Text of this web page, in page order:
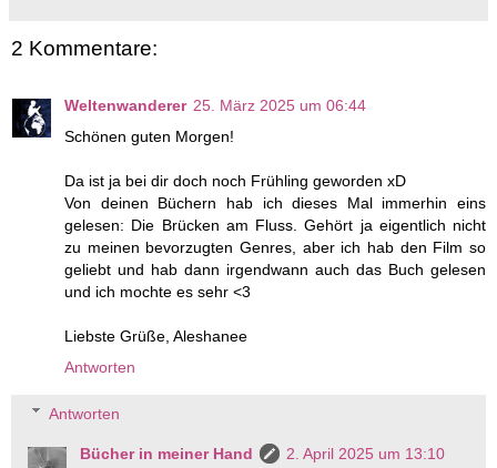
2 Kommentare:
Weltenwanderer 25. März 2025 um 06:44
Schönen guten Morgen!
Da ist ja bei dir doch noch Frühling geworden xD
Von deinen Büchern hab ich dieses Mal immerhin eins
gelesen: Die Brücken am Fluss. Gehört ja eigentlich nicht
zu meinen bevorzugten Genres, aber ich hab den Film so
geliebt und hab dann irgendwann auch das Buch gelesen
und ich mochte es sehr <3
Liebste Grüße, Aleshanee
Antworten
Antworten
Bücher in meiner Hand
2. April 2025 um 13:10